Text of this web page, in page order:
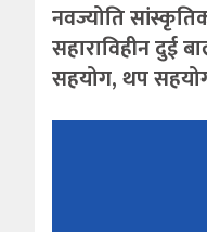
नवज्योति
सहाराविहीन दुई
सहयोग, थप